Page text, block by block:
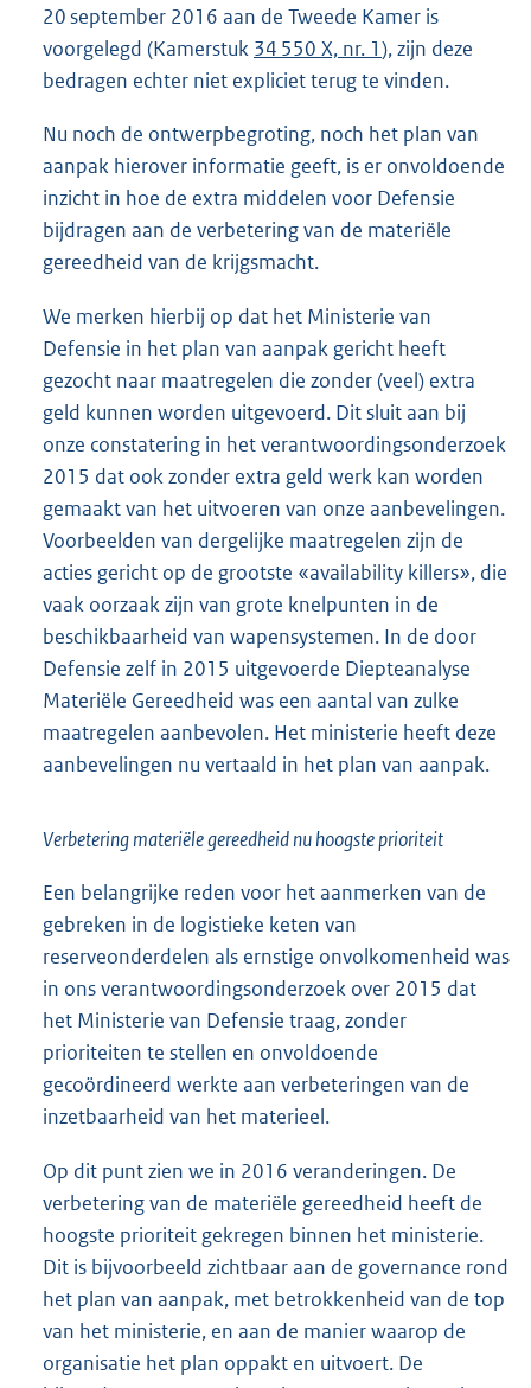
20 september 2016 aan de Tweede Kamer is
voorgelegd (Kamerstuk 34 550 X, nr. 1), zijn deze
bedragen echter niet expliciet terug te vinden.
Nu noch de ontwerpbegroting, noch het plan van
aanpak hierover informatie geeft, is er onvoldoende
inzicht in hoe de extra middelen voor Defensie
bijdragen aan de verbetering van de materiële
gereedheid van de krijgsmacht.
We merken hierbij op dat het Ministerie van
Defensie in het plan van aanpak gericht heeft
gezocht naar maatregelen die zonder (veel) extra
geld kunnen worden uitgevoerd. Dit sluit aan bij
onze constatering in het verantwoordingsonderzoek
2015 dat ook zonder extra geld werk kan worden
gemaakt van het uitvoeren van onze aanbevelingen.
Voorbeelden van dergelijke maatregelen zijn de
acties gericht op de grootste «availability killers», die
vaak oorzaak zijn van grote knelpunten in de
beschikbaarheid van wapensystemen. In de door
Defensie zelf in 2015 uitgevoerde Diepteanalyse
Materiële Gereedheid was een aantal van zulke
maatregelen aanbevolen. Het ministerie heeft deze
aanbevelingen nu vertaald in het plan van aanpak.
Verbetering materiële gereedheid nu hoogste prioriteit
Een belangrijke reden voor het aanmerken van de
gebreken in de logistieke keten van
reserveonderdelen als ernstige onvolkomenheid was
in ons verantwoordingsonderzoek over 2015 dat
het Ministerie van Defensie traag, zonder
prioriteiten te stellen en onvoldoende
gecoördineerd werkte aan verbeteringen van de
inzetbaarheid van het materieel.
Op dit punt zien we in 2016 veranderingen. De
verbetering van de materiële gereedheid heeft de
hoogste prioriteit gekregen binnen het ministerie.
Dit is bijvoorbeeld zichtbaar aan de governance rond
het plan van aanpak, met betrokkenheid van de top
van het ministerie, en aan de manier waarop de
organisatie het plan oppakt en uitvoert. De